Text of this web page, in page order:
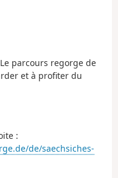
parcours regorge de
et à profiter du
:
de/saechsiches-